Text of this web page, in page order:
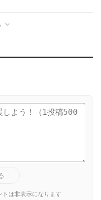
は非表示になります